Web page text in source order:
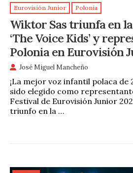
Eurovisión Junior Polonia
Wiktor Sas triunfa en
‘The Voice Kids’ y
Polonia en Eurovisión
José Miguel Mancheño
¡La mejor voz infantil polaca de
sido elegido como
Festival de Eurovisión Junior
triunfo en la …